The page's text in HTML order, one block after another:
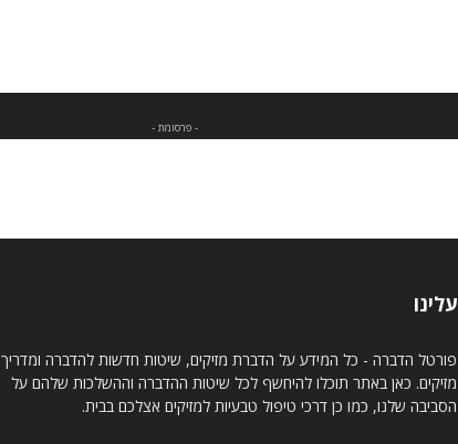
- פרסומת -
עלינו
פורטל הדברה - כל המידע על הדברת מזיקים, שיטות חדשות להדברה ומדריך
מזיקים. כאן באתר תוכלו להיחשף לכל שיטות ההדברה וההשלכות שלהם על
הסביבה שלנו, כמו כן דרכי טיפול טבעיות למזיקים אצלכם בבית.